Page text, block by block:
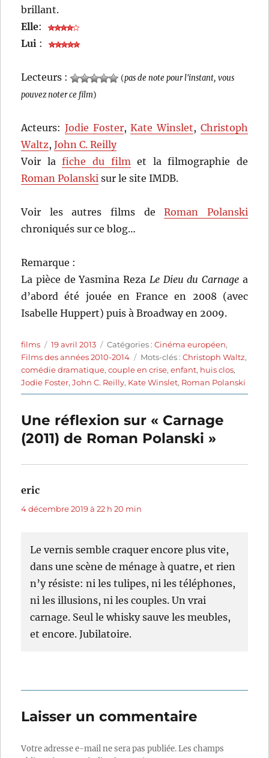
brillant.
Elle:
Lui :
Lecteurs : (pas de note pour l'instant, vous
pouvez noter ce film)
Acteurs: Jodie Foster,Kate Winslet, Christoph
Waltz,John C. Reilly
Voir lafiche du filmet la filmographie de
Roman Polanski sur le site IMDB.
Voir les autres films deRoman Polanski
chroniqués sur ce blog…
Remarque :
La pièce de Yasmina Reza Le Dieu du Carnage a
d’abord été jouée en France en 2008 (avec
Isabelle Huppert) puis à Broadway en 2009.
Auteur
films
Publié
le
19 avril 2013 Catégories
Catégories :Cinéma européen,
Films des années 2010-2014
Étiquettes
Mots-clés :Christoph Waltz,
comédie dramatique,couple en crise,enfant, huis clos,
Jodie Foster,John C. Reilly, Kate Winslet, Roman Polanski
Une réflexion sur « Carnage
(2011) de Roman Polanski »
eric
4 décembre 2019 à 22 h 20 min
Le vernis semble craquer encore plus vite,
dans une scène de ménage à quatre, et rien
n’y résiste: ni les tulipes, ni les téléphones,
ni les illusions, ni les couples. Un vrai
carnage. Seul le whisky sauve les meubles,
et encore. Jubilatoire.
Laisser un commentaire
Votre adresse e-mail ne sera pas publiée.Les champs